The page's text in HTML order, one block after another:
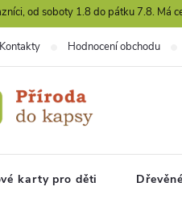
od soboty 1.8 do pátku 7.8. Má
Kontakty Hodnocení obchodu
karty pro děti